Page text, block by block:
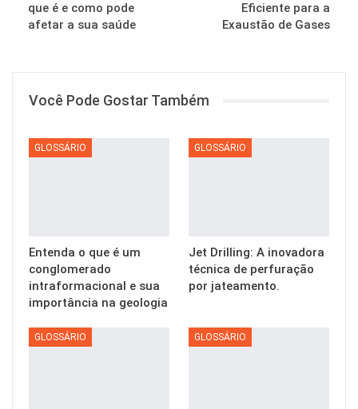
que é e como pode
afetar a sua saúde
Eficiente para a
Exaustão de Gases
Você Pode Gostar Também
GLOSSÁRIO
Entenda o que é um
conglomerado
intraformacional e sua
importância na geologia
GLOSSÁRIO
Jet Drilling: A inovadora
técnica de perfuração
por jateamento.
GLOSSÁRIO GLOSSÁRIO